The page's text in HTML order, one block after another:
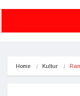
Home Kultur